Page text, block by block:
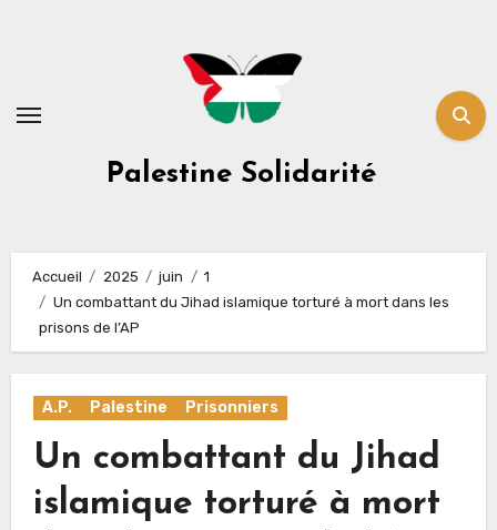
Palestine Solidarité
Accueil 2025 juin
1
Un combattant du Jihad islamique torturé à mort dans les
prisons de l’AP
A.P. Palestine Prisonniers
Un combattant du Jihad
islamique torturé à mort